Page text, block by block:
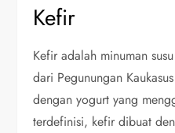
Kefir
Kefir adalah minuman
dari Pegunungan
dengan yogurt yang
terdefinisi, kefir dibuat